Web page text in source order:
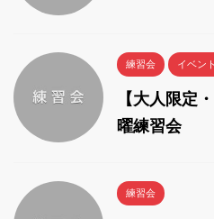
練習会 イベント
【大人限定
曜練習会
練習会